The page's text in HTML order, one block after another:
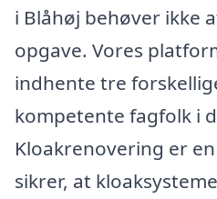
i Blåhøj behøver ikke
opgave. Vores
indhente tre
kompetente fagfolk i
Kloakrenovering er
sikrer, at